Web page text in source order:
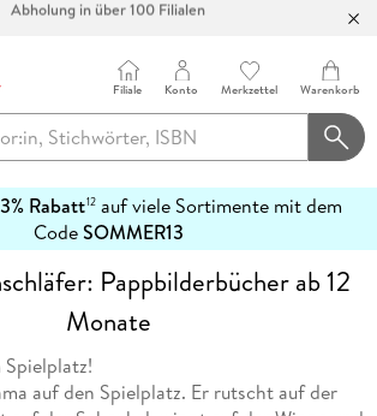
100 Tage Rückgaberecht***
Filiale Konto Merkzettel Warenkorb
Rabatt12auf viele Sortimente mit dem
CodeSOMMER13
Pappbilderbücher ab 12
Monate
auf den Spielplatz. Er rutscht auf der